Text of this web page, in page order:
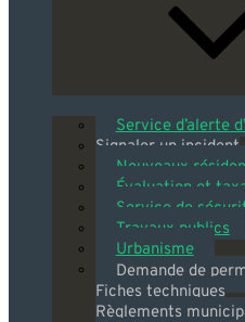
Service d’alerte
Signaler un incident
Nouveaux
Évaluation et
Service de
Travaux publics
Urbanisme
Demande de
Fiches techniques
Règlements